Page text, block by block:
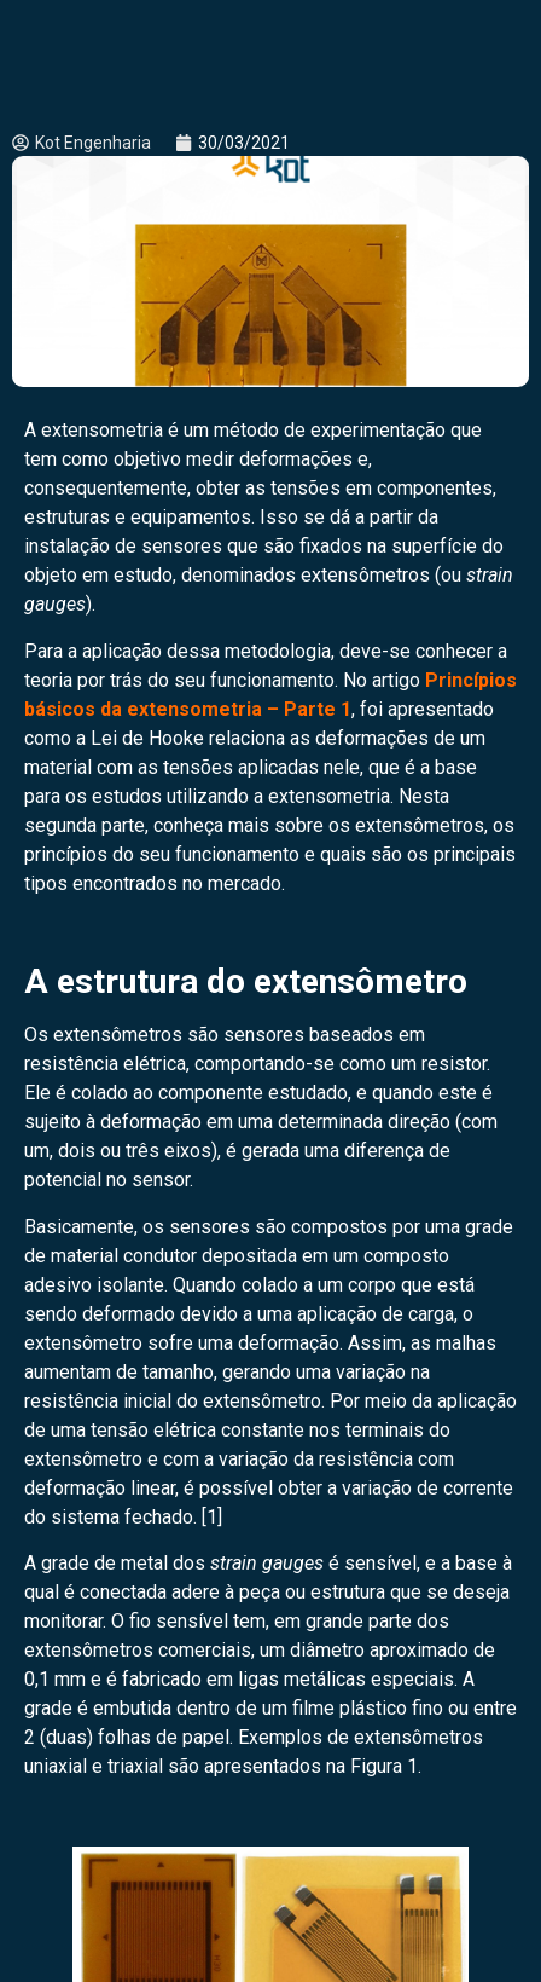
Kot Engenharia 30/03/2021
A extensometria é um método de experimentação que
tem como objetivo medir deformações e,
consequentemente, obter as tensões em componentes,
estruturas e equipamentos. Isso se dá a partir da
instalação de sensores que são fixados na superfície do
objeto em estudo, denominados extensômetros (ou strain
gauges).
Para a aplicação dessa metodologia, deve-se conhecer a
teoria por trás do seu funcionamento. No artigo Princípios
básicos da extensometria – Parte 1, foi apresentado
como a Lei de Hooke relaciona as deformações de um
material com as tensões aplicadas nele, que é a base
para os estudos utilizando a extensometria. Nesta
segunda parte, conheça mais sobre os extensômetros, os
princípios do seu funcionamento e quais são os principais
tipos encontrados no mercado.
A estrutura do extensômetro
Os extensômetros são sensores baseados em
resistência elétrica, comportando-se como um resistor.
Ele é colado ao componente estudado, e quando este é
sujeito à deformação em uma determinada direção (com
um, dois ou três eixos), é gerada uma diferença de
potencial no sensor.
Basicamente, os sensores são compostos por uma grade
de material condutor depositada em um composto
adesivo isolante. Quando colado a um corpo que está
sendo deformado devido a uma aplicação de carga, o
extensômetro sofre uma deformação. Assim, as malhas
aumentam de tamanho, gerando uma variação na
resistência inicial do extensômetro. Por meio da aplicação
de uma tensão elétrica constante nos terminais do
extensômetro e com a variação da resistência com
deformação linear, é possível obter a variação de corrente
do sistema fechado. [1]
A grade de metal dos strain gauges é sensível, e a base à
qual é conectada adere à peça ou estrutura que se deseja
monitorar. O fio sensível tem, em grande parte dos
extensômetros comerciais, um diâmetro aproximado de
0,1 mm e é fabricado em ligas metálicas especiais. A
grade é embutida dentro de um filme plástico fino ou entre
2 (duas) folhas de papel. Exemplos de extensômetros
uniaxial e triaxial são apresentados na Figura 1.